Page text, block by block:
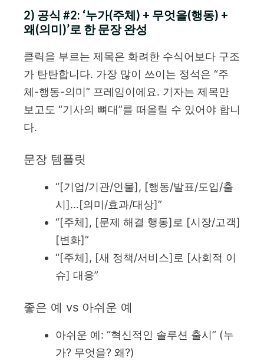
2) 공식 #2: ‘누가(주체) + 무엇을(행동) +
왜(의미)’로 한 문장 완성
클릭을 부르는 제목은 화려한 수식어보다 구조
가 탄탄합니다. 가장 많이 쓰이는 정석은 “주
체-행동-의미” 프레임이에요. 기자는 제목만
보고도 “기사의 뼈대”를 떠올릴 수 있어야 합니
다.
문장 템플릿
“[기업/기관/인물], [행동/발표/도입/출
시]…[의미/효과/대상]”
“[주체], [문제 해결 행동]로 [시장/고객]
[변화]”
“[주체], [새 정책/서비스]로 [사회적 이
슈] 대응”
좋은 예 vs 아쉬운 예
아쉬운 예: “혁신적인 솔루션 출시” (누
가? 무엇을? 왜?)